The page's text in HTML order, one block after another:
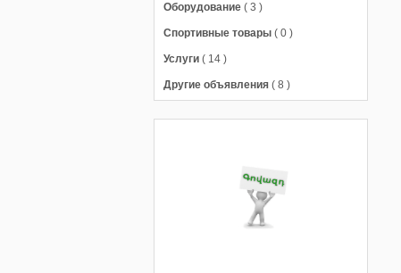
Оборудование ( 3 )
Спортивные товары ( 0 )
Услуги ( 14 )
Другие объявления ( 8 )